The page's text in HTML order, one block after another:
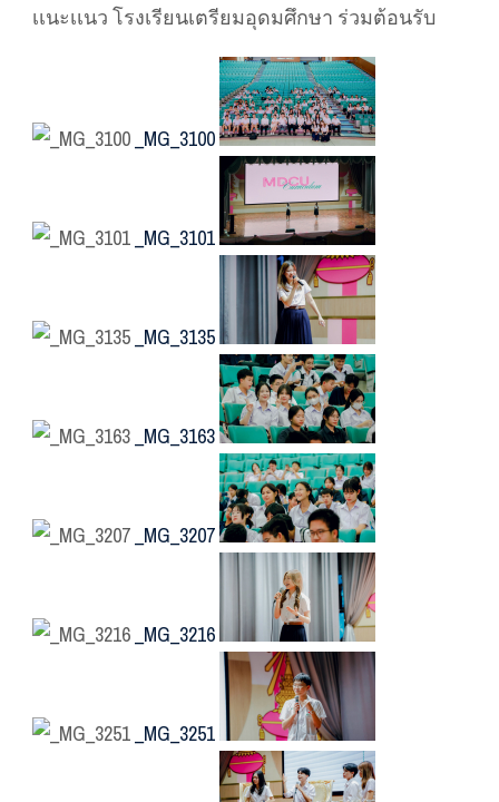
เเนะเเนว โรงเรียนเตรียมอุดมศึกษา ร่วมต้อนรับ
_MG_3100
_MG_3101
_MG_3135
_MG_3163
_MG_3207
_MG_3216
_MG_3251